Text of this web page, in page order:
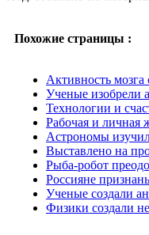
Похожие страницы :
Активность
Ученые изобрели
Технологии и
Рабочая и личная
Астрономы
Выставлено на
Рыба-робот
Россияне
Ученые создали
Физики создали